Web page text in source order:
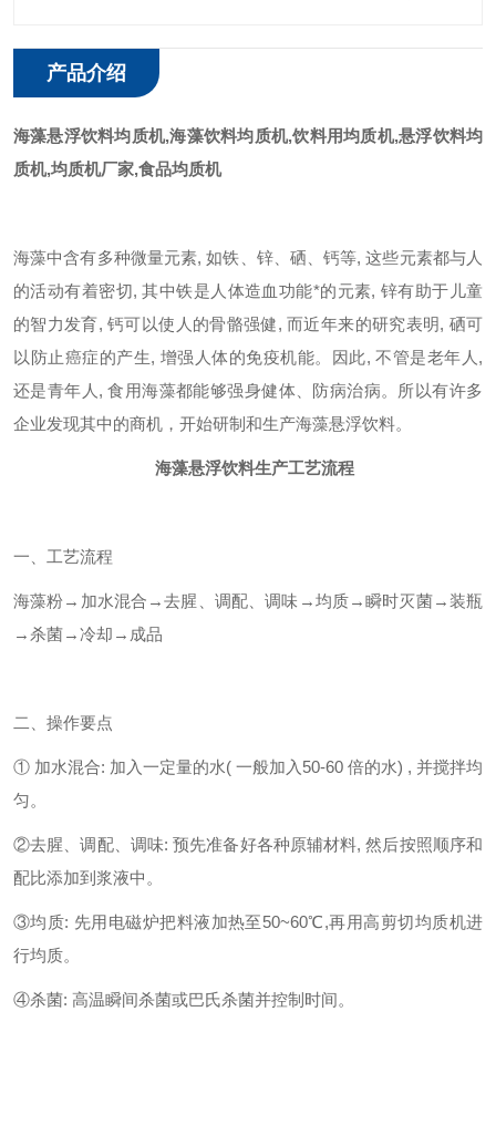
产品介绍
海藻悬浮饮料均质机,海藻饮料均质机,饮料用均质机,悬浮饮料均
质机,均质机厂家,食品均质机
海藻中含有多种微量元素, 如铁、锌、硒、钙等, 这些元素都与人
的活动有着密切, 其中铁是人体造血功能*的元素, 锌有助于儿童
的智力发育, 钙可以使人的骨骼强健, 而近年来的研究表明, 硒可
以防止癌症的产生, 增强人体的免疫机能。因此, 不管是老年人,
还是青年人, 食用海藻都能够强身健体、防病治病。所以有许多
企业发现其中的商机，开始研制和生产海藻悬浮饮料。
海藻悬浮饮料生产工艺流程
一、工艺流程
海藻粉→加水混合→去腥、调配、调味→均质→瞬时灭菌→装瓶
→杀菌→冷却→成品
二、操作要点
① 加水混合: 加入一定量的水( 一般加入50-60 倍的水) , 并搅拌均
匀。
②去腥、调配、调味: 预先准备好各种原辅材料, 然后按照顺序和
配比添加到浆液中。
③均质: 先用电磁炉把料液加热至50~60℃,再用高剪切均质机进
行均质。
④杀菌: 高温瞬间杀菌或巴氏杀菌并控制时间。